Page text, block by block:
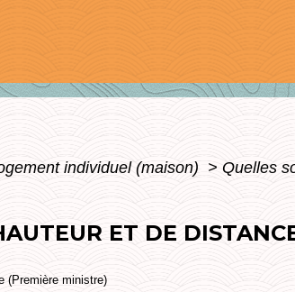
individuel (maison) > Quelles
ET DE
(Première ministre)